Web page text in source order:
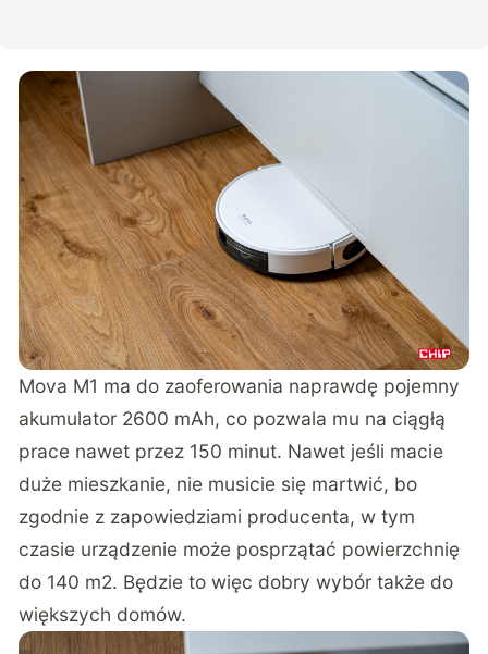
Mova M1 ma do zaoferowania naprawdę pojemny
akumulator 2600 mAh, co pozwala mu na ciągłą
prace nawet przez 150 minut. Nawet jeśli macie
duże mieszkanie, nie musicie się martwić, bo
zgodnie z zapowiedziami producenta, w tym
czasie urządzenie może posprzątać powierzchnię
do 140 m2. Będzie to więc dobry wybór także do
większych domów.